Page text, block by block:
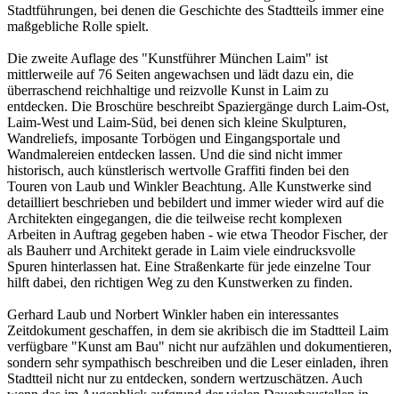
Stadtführungen, bei denen die Geschichte des Stadtteils immer eine
maßgebliche Rolle spielt.
Die zweite Auflage des "Kunstführer München Laim" ist
mittlerweile auf 76 Seiten angewachsen und lädt dazu ein, die
überraschend reichhaltige und reizvolle Kunst in Laim zu
entdecken. Die Broschüre beschreibt Spaziergänge durch Laim-Ost,
Laim-West und Laim-Süd, bei denen sich kleine Skulpturen,
Wandreliefs, imposante Torbögen und Eingangsportale und
Wandmalereien entdecken lassen. Und die sind nicht immer
historisch, auch künstlerisch wertvolle Graffiti finden bei den
Touren von Laub und Winkler Beachtung. Alle Kunstwerke sind
detailliert beschrieben und bebildert und immer wieder wird auf die
Architekten eingegangen, die die teilweise recht komplexen
Arbeiten in Auftrag gegeben haben - wie etwa Theodor Fischer, der
als Bauherr und Architekt gerade in Laim viele eindrucksvolle
Spuren hinterlassen hat. Eine Straßenkarte für jede einzelne Tour
hilft dabei, den richtigen Weg zu den Kunstwerken zu finden.
Gerhard Laub und Norbert Winkler haben ein interessantes
Zeitdokument geschaffen, in dem sie akribisch die im Stadtteil Laim
verfügbare "Kunst am Bau" nicht nur aufzählen und dokumentieren,
sondern sehr sympathisch beschreiben und die Leser einladen, ihren
Stadtteil nicht nur zu entdecken, sondern wertzuschätzen. Auch